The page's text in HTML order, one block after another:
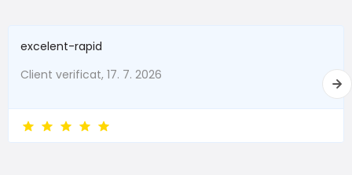
excelent-rapid
Client verificat, 17. 7. 2026